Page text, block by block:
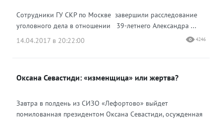
Сотрудники ГУ СКР по Москве завершили расследование
уголовного дела в отношении 39-летнего Александра ...
14.04.2017 в 20:22:00
4246
Оксана Севастиди: «изменщица» или жертва?
Завтра в полдень из СИЗО «Лефортово» выйдет
помилованная президентом Оксана Севастиди, осужденная